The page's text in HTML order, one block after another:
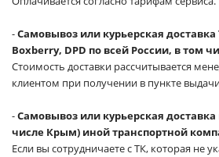
-Самовывоз или курьерская доставка
Boxberry, DPD по всей России, в том
Стоимость доставки рассчитывается
клиентом при получении в пункте
-Самовывоз или курьерская доставка
числе Крым) иной транспортной
Если вы сотрудничаете с ТК, которая не